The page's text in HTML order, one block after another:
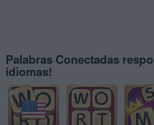
Palabras Conectadas
idiomas!